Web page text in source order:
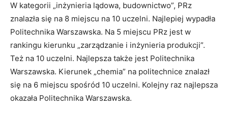
W kategorii „inżynieria lądowa, budownictwo”, PRz
znalazła się na 8 miejscu na 10 uczelni. Najlepiej wypadła
Politechnika Warszawska. Na 5 miejscu PRz jest w
rankingu kierunku „zarządzanie i inżynieria produkcji”.
Też na 10 uczelni. Najlepsza także jest Politechnika
Warszawska. Kierunek „chemia” na politechnice znalazł
się na 6 miejscu spośród 10 uczelni. Kolejny raz najlepsza
okazała Politechnika Warszawska.